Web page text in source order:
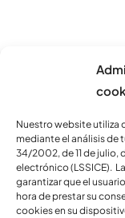
Nuestro website utiliza
mediante el análisis de
34/2002, de 11 de julio,
electrónico (LSSICE).
garantizar que el
hora de prestar su
cookies en su